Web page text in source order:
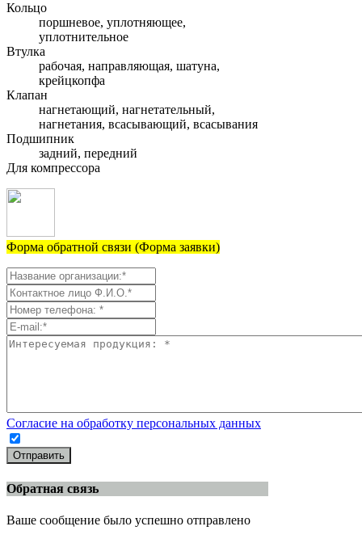
Кольцо
поршневое, уплотняющее,
уплотнительное
Втулка
рабочая, направляющая, шатуна,
крейцкопфа
Клапан
нагнетающий, нагнетательный,
нагнетания, всасывающий, всасывания
Подшипник
задний, передний
Для компрессора
Форма обратной связи (Форма заявки)
Согласие на обработку персональных данных
Отправить
Обратная связь
Ваше сообщение было успешно отправлено